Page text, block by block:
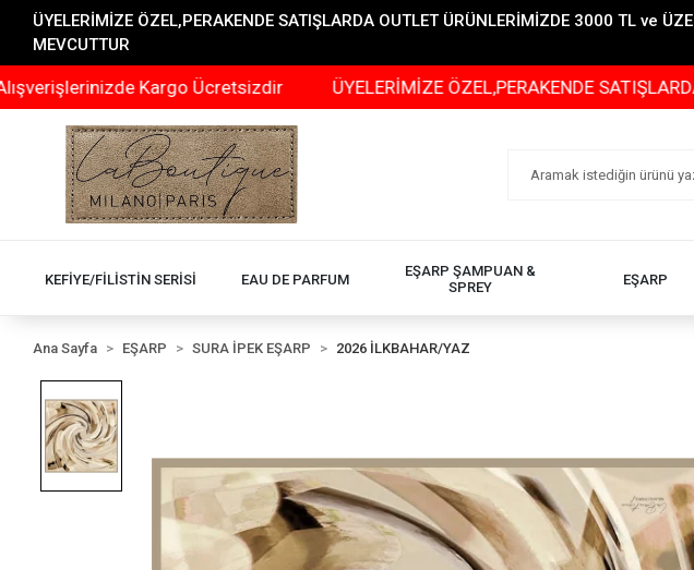
ÜYELERİMİZE ÖZEL,PERAKENDE SATIŞLARDA OUTLET ÜRÜNLERİMİZDE 3000 TL ve
MEVCUTTUR
Kargo Ücretsizdir ÜYELERİMİZE ÖZEL,PERAKENDE SATIŞLARDA
KEFİYE/FİLİSTİN SERİSİ EAU DE PARFUM
EŞARP ŞAMPUAN &
SPREY
EŞARP
Ana Sayfa EŞARP SURA İPEK EŞARP 2026 İLKBAHAR/YAZ